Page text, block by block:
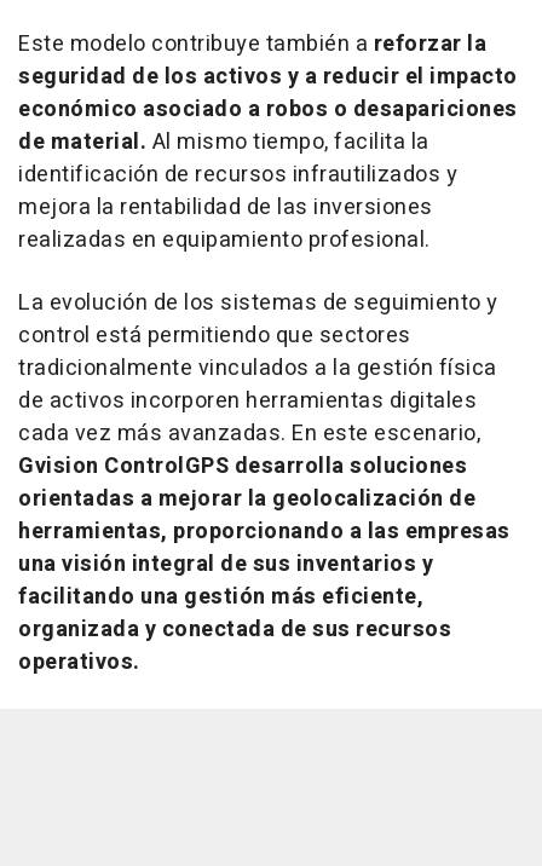
Este modelo contribuye también a reforzar la
seguridad de los activos y a reducir el impacto
económico asociado a robos o desapariciones
de material. Al mismo tiempo, facilita la
identificación de recursos infrautilizados y
mejora la rentabilidad de las inversiones
realizadas en equipamiento profesional.
La evolución de los sistemas de seguimiento y
control está permitiendo que sectores
tradicionalmente vinculados a la gestión física
de activos incorporen herramientas digitales
cada vez más avanzadas. En este escenario,
Gvision ControlGPS desarrolla soluciones
orientadas a mejorar la geolocalización de
herramientas, proporcionando a las empresas
una visión integral de sus inventarios y
facilitando una gestión más eficiente,
organizada y conectada de sus recursos
operativos.